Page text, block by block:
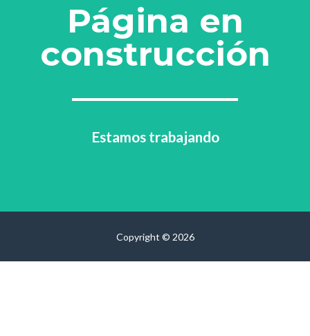
Página en
construcción
Estamos trabajando
Copyright © 2026